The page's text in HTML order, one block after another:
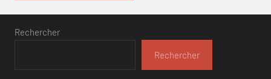
Rechercher
Rechercher